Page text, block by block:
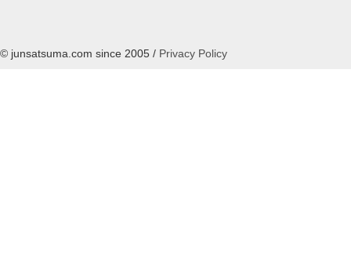
© junsatsuma.com since 2005 / Privacy Policy